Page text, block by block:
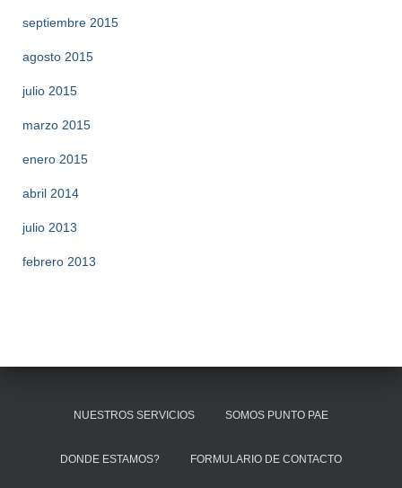
septiembre 2015
agosto 2015
julio 2015
marzo 2015
enero 2015
abril 2014
julio 2013
febrero 2013
NUESTROS SERVICIOS SOMOS PUNTO PAE
DONDE ESTAMOS? FORMULARIO DE CONTACTO